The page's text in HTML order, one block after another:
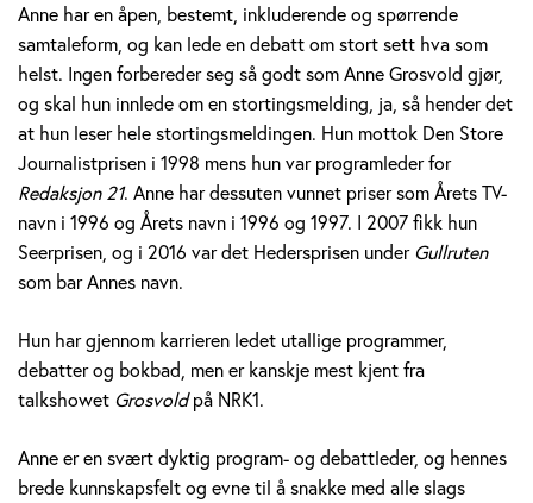
s
v
o
l
d
Anne har en åpen, bestemt, inkluderende og spørrende
samtaleform, og kan lede en debatt om stort sett hva som
helst. Ingen forbereder seg så godt som Anne Grosvold gjør,
og skal hun innlede om en stortingsmelding, ja, så hender det
at hun leser hele stortingsmeldingen. Hun mottok Den Store
Journalistprisen i 1998 mens hun var programleder for
Redaksjon 21. Anne har dessuten vunnet priser som Årets TV-
navn i 1996 og Årets navn i 1996 og 1997. I 2007 fikk hun
Seerprisen, og i 2016 var det Hedersprisen underGullruten
som bar Annes navn.
Hun har gjennom karrieren ledet utallige programmer,
debatter og bokbad, men er kanskje mest kjent fra
talkshowet Grosvoldpå NRK1.
Anne er en svært dyktig program- og debattleder, og hennes
brede kunnskapsfelt og evne til å snakke med alle slags